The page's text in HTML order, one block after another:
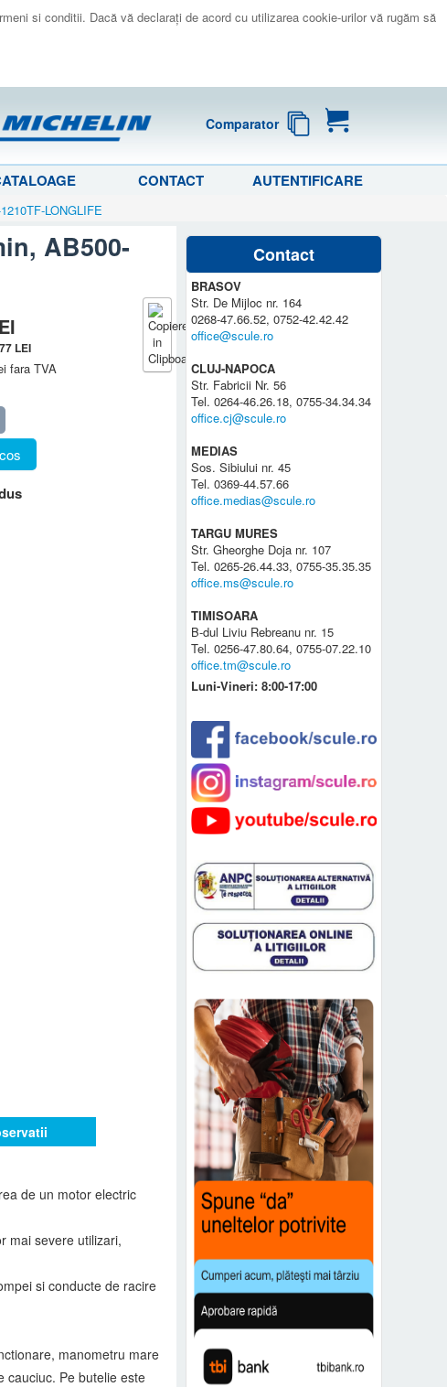
si conditii. Dacă vă declaraţi de acord cu utilizarea cookie-urilor vă rugăm să
Comparator
CONTACT AUTENTIFICARE
LONGLIFE
AB500-
LEI
fara TVA
de un motor electric
mai severe utilizari,
si conducte de racire
manometru mare
cauciuc. Pe butelie este
Contact
BRASOV
Str. De Mijloc nr. 164
0268-47.66.52, 0752-42.42.42
office@scule.ro
CLUJ-NAPOCA
Str. Fabricii Nr. 56
Tel. 0264-46.26.18, 0755-34.34.34
office.cj@scule.ro
MEDIAS
Sos. Sibiului nr. 45
Tel. 0369-44.57.66
office.medias@scule.ro
TARGU MURES
Str. Gheorghe Doja nr. 107
Tel. 0265-26.44.33, 0755-35.35.35
office.ms@scule.ro
TIMISOARA
B-dul Liviu Rebreanu nr. 15
Tel. 0256-47.80.64, 0755-07.22.10
office.tm@scule.ro
Luni-Vineri: 8:00-17:00